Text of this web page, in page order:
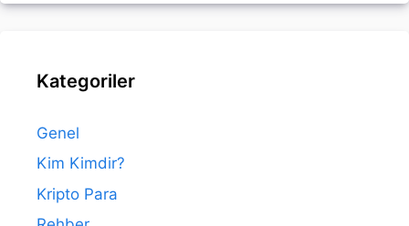
Kategoriler
Genel
Kim Kimdir?
Kripto Para